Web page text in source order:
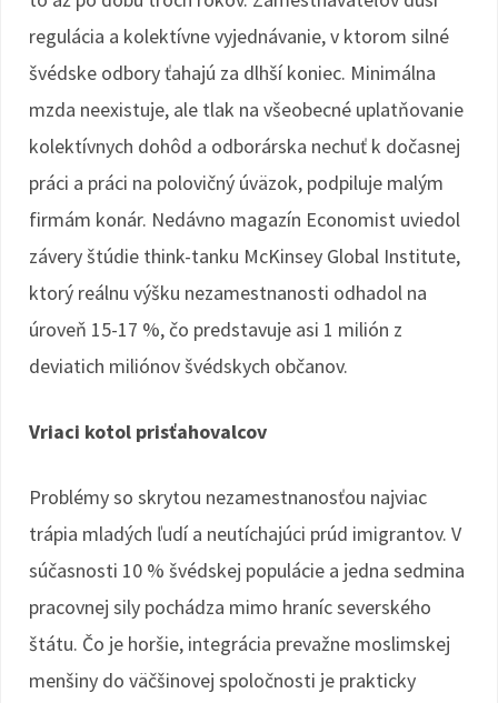
regulácia a kolektívne vyjednávanie, v ktorom silné
švédske odbory ťahajú za dlhší koniec. Minimálna
mzda neexistuje, ale tlak na všeobecné uplatňovanie
kolektívnych dohôd a odborárska nechuť k dočasnej
práci a práci na polovičný úväzok, podpiluje malým
firmám konár. Nedávno magazín Economist uviedol
závery štúdie think-tanku McKinsey Global Institute,
ktorý reálnu výšku nezamestnanosti odhadol na
úroveň 15-17 %, čo predstavuje asi 1 milión z
deviatich miliónov švédskych občanov.
Vriaci kotol prisťahovalcov
Problémy so skrytou nezamestnanosťou najviac
trápia mladých ľudí a neutíchajúci prúd imigrantov. V
súčasnosti 10 % švédskej populácie a jedna sedmina
pracovnej sily pochádza mimo hraníc severského
štátu. Čo je horšie, integrácia prevažne moslimskej
menšiny do väčšinovej spoločnosti je prakticky